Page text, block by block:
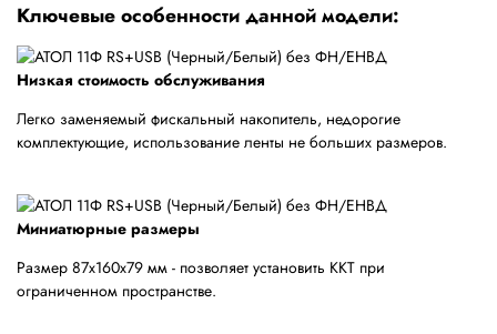
Ключевые особенности данной модели:
Низкая стоимость обслуживания
Легко заменяемый фискальный накопитель, недорогие
комплектующие, использование ленты не больших размеров.
Миниатюрные размеры
Размер 87х160х79 мм - позволяет установить ККТ при
ограниченном пространстве.